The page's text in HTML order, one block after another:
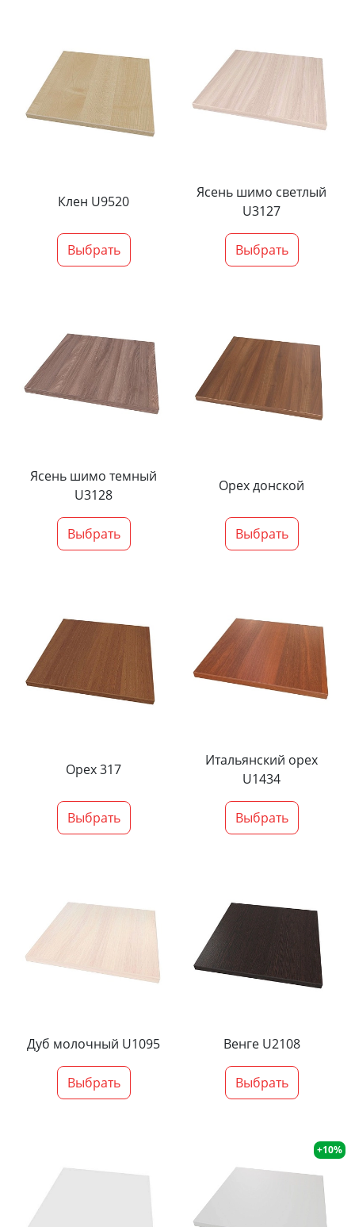
Клен U9520
Выбрать
Ясень шимо светлый
U3127
Выбрать
Ясень шимо темный
U3128
Выбрать
Орех донской
Выбрать
Орех 317
Выбрать
Итальянский орех
U1434
Выбрать
Дуб молочный U1095
Выбрать
Венге U2108
Выбрать
+10%